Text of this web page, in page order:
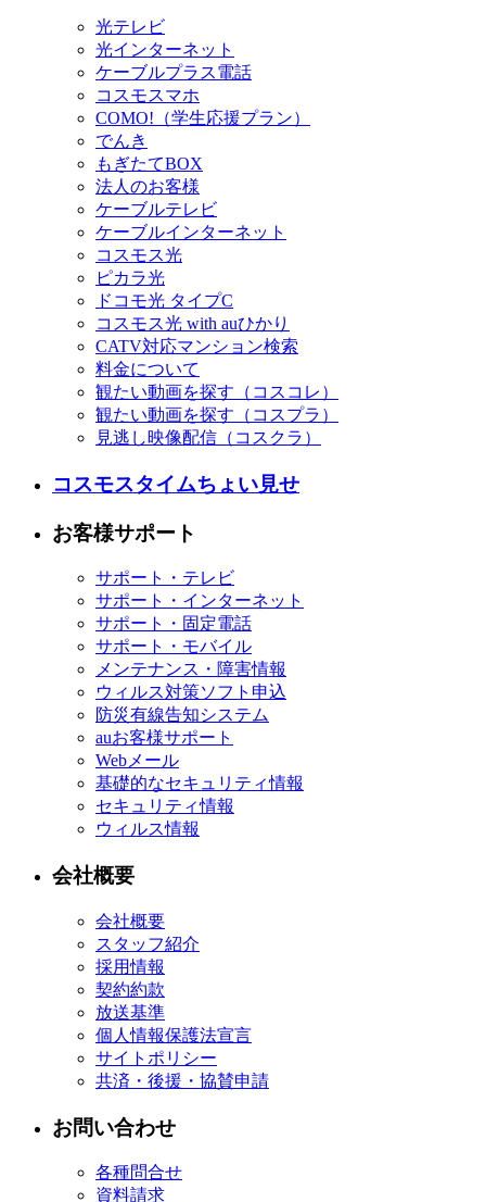
光テレビ
光インターネット
ケーブルプラス電話
コスモスマホ
COMO!（学生応援プラン）
でんき
もぎたてBOX
法人のお客様
ケーブルテレビ
ケーブルインターネット
コスモス光
ピカラ光
ドコモ光 タイプC
コスモス光 with auひかり
CATV対応マンション検索
料金について
観たい動画を探す（コスコレ）
観たい動画を探す（コスプラ）
見逃し映像配信（コスクラ）
コスモスタイムちょい見せ
お客様サポート
サポート・テレビ
サポート・インターネット
サポート・固定電話
サポート・モバイル
メンテナンス・障害情報
ウィルス対策ソフト申込
防災有線告知システム
auお客様サポート
Webメール
基礎的なセキュリティ情報
セキュリティ情報
ウィルス情報
会社概要
会社概要
スタッフ紹介
採用情報
契約約款
放送基準
個人情報保護法宣言
サイトポリシー
共済・後援・協賛申請
お問い合わせ
各種問合せ
資料請求